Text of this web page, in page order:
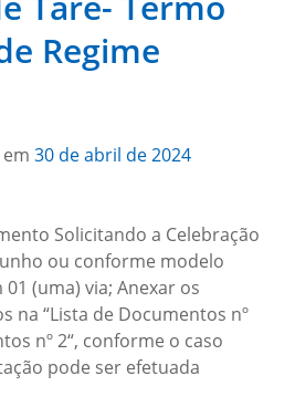
Regime
30 de abril de 2024
Solicitando a Celebração
ou conforme modelo
(uma) via; Anexar os
na “Lista de Documentos nº
nº 2“, conforme o caso
pode ser efetuada